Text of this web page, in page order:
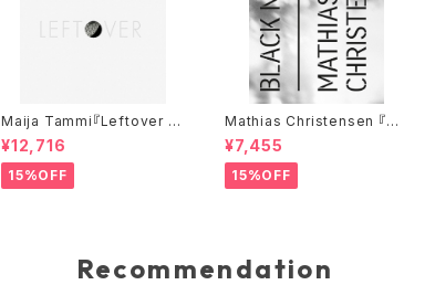
Maija Tammi『Leftover /
Removals』
¥12,716
15%OFF
Mathias Christensen 『Bl
ack Nest』
¥7,455
15%OFF
Recommendation